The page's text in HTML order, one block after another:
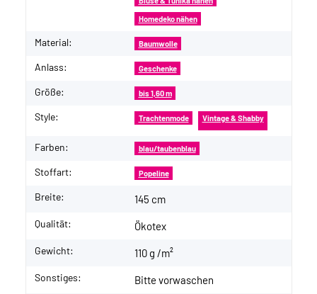
Homedeko nähen
Material: Baumwolle
Anlass: Geschenke
Größe: bis 1,60 m
Style: Trachtenmode Vintage & Shabby
Farben: blau/taubenblau
Stoffart: Popeline
Breite: 145 cm
Qualität: Ökotex
Gewicht: 110 g /m²
Sonstiges: Bitte vorwaschen